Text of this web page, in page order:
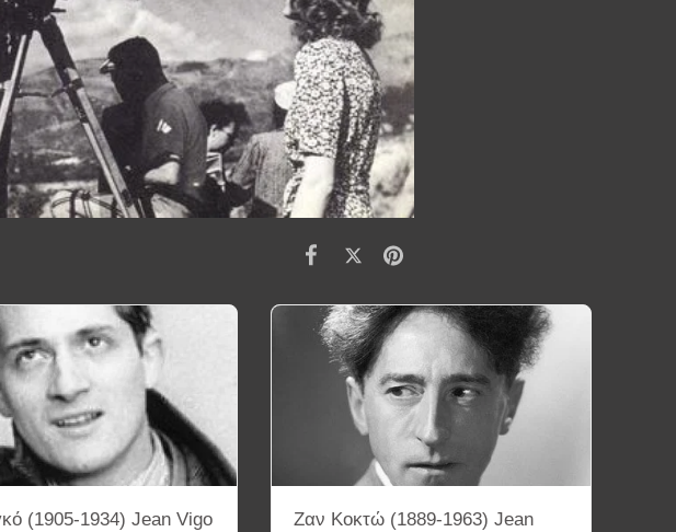
(1905-1934) Jean Vigo
Ζαν Κοκτώ (1889-1963) Jean